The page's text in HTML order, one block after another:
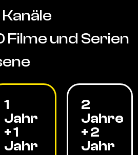
Filme und Serien
1
Jahr
+ 1
Jahr
2
Jahre
+ 2
Jahr